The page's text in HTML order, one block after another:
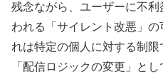
残念ながら、ユーザーに不
われる「サイレント改悪」
れは特定の個人に対する制
「配信ロジックの変更」とし